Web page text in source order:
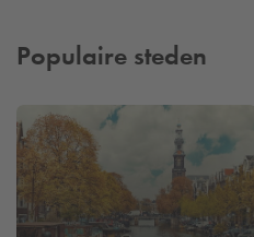
Populaire steden